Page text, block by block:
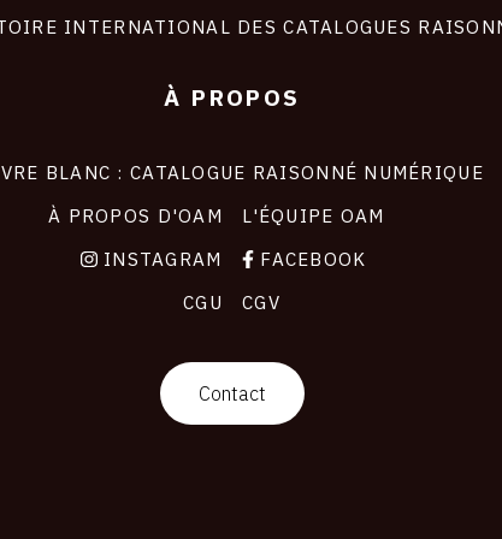
INTERNATIONAL DES CATALOGUES
À PROPOS
BLANC : CATALOGUE RAISONNÉ NUMÉRIQUE
À PROPOS D'OAM
L'ÉQUIPE OAM
INSTAGRAM
FACEBOOK
CGU
CGV
Contact